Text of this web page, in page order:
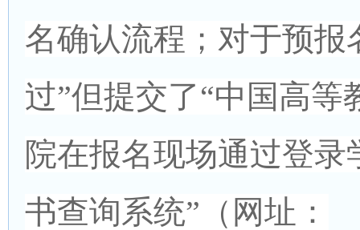
名确认流程；对于预报
过”但提交了“中国高
院在报名现场通过登
书查询系统”（网址：